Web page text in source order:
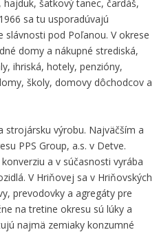
šatkový tanec, čardáš,
sa tu usporadúvajú
slávnosti pod Poľanou. V okrese
domy a nákupné strediská,
ihriská, hotely, penzióny,
školy, domovy dôchodcov a
strojársku výrobu. Najväčším a
PPS Group, a.s. v Detve.
a v súčasnosti vyrába
V Hriňovej sa v Hriňovských
prevodovky a agregáty pre
na tretine okresu sú lúky a
najmä zemiaky konzumné